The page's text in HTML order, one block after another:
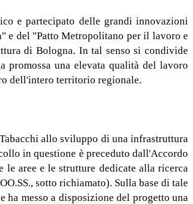
e partecipato delle grandi innovazioni
e del "Patto Metropolitano per il lavoro e
di Bologna. In tal senso si condivide
promossa una elevata qualità del lavoro
dell'intero territorio regionale.
allo sviluppo di una infrastruttura
in questione è preceduto dall'Accordo
aree e le strutture dedicate alla ricerca
sotto richiamato). Sulla base di tale
messo a disposizione del progetto una